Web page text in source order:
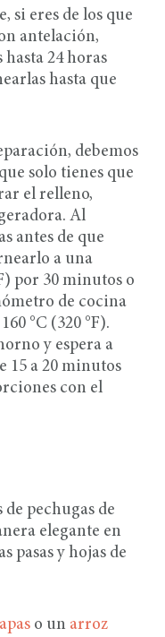
si eres de los que
antelación,
hasta 24 horas
hasta que
debemos
solo tienes que
el relleno,
Al
antes de que
a una
por 30 minutos o
de cocina
°C (320 °F).
y espera a
15 a 20 minutos
con el
pechugas de
elegante en
pasas y hojas de
o un arroz